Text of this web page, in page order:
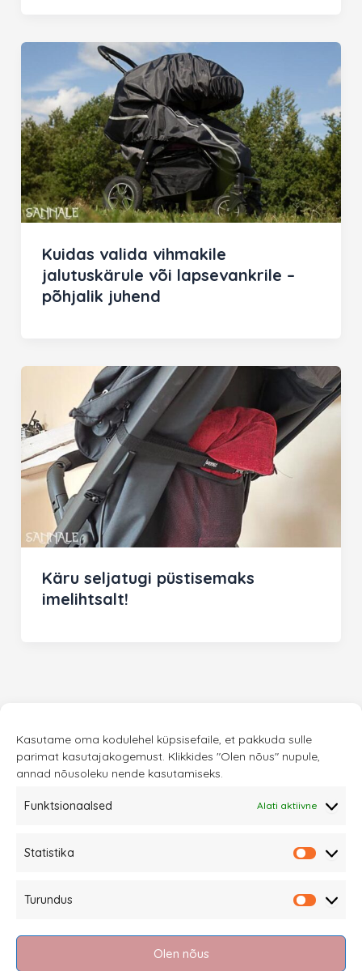
Kasutame oma kodulehel küpsisefaile, et pakkuda sulle
parimat kasutajakogemust. Klikkides "Olen nõus" nupule,
annad nõusoleku nende kasutamiseks.
Funktsionaalsed Alati aktiivne
Statistika
Turundus
Olen nõus
Kuidas valida vihmakile
jalutuskärule või lapsevankrile –
põhjalik juhend
Käru seljatugi püstisemaks
imelihtsalt!
Müügitingimused
Kauba tagastamine